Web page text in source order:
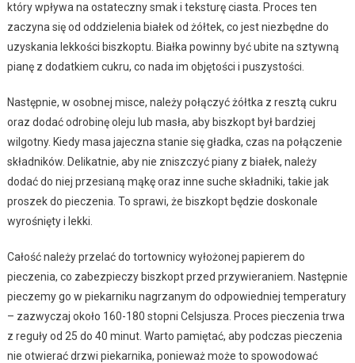
który wpływa na ostateczny smak i teksturę ciasta. Proces ten
zaczyna się od oddzielenia białek od żółtek, co jest niezbędne do
uzyskania lekkości biszkoptu. Białka powinny być ubite na sztywną
pianę z dodatkiem cukru, co nada im objętości i puszystości.
Następnie, w osobnej misce, należy połączyć żółtka z resztą cukru
oraz dodać odrobinę oleju lub masła, aby biszkopt był bardziej
wilgotny. Kiedy masa jajeczna stanie się gładka, czas na połączenie
składników. Delikatnie, aby nie zniszczyć piany z białek, należy
dodać do niej przesianą mąkę oraz inne suche składniki, takie jak
proszek do pieczenia. To sprawi, że biszkopt będzie doskonale
wyrośnięty i lekki.
Całość należy przelać do tortownicy wyłożonej papierem do
pieczenia, co zabezpieczy biszkopt przed przywieraniem. Następnie
pieczemy go w piekarniku nagrzanym do odpowiedniej temperatury
– zazwyczaj około 160-180 stopni Celsjusza. Proces pieczenia trwa
z reguły od 25 do 40 minut. Warto pamiętać, aby podczas pieczenia
nie otwierać drzwi piekarnika, ponieważ może to spowodować